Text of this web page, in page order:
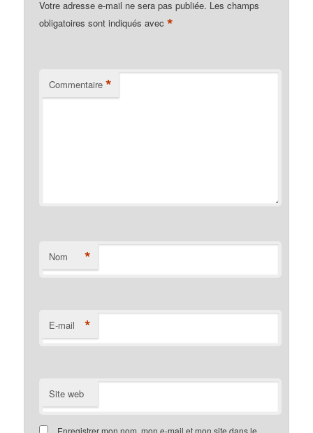
Votre adresse e-mail ne sera pas publiée. Les champs
obligatoires sont indiqués avec*
Commentaire *
Nom *
E-mail *
Site web
Enregistrer mon nom, mon e-mail et mon site dans le